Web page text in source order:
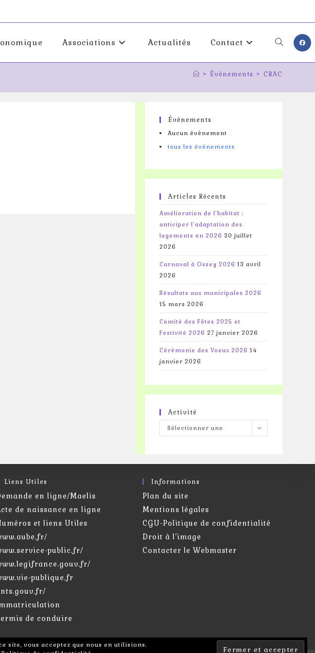
Associations Actualités Contact Toggle
website
> Évènements > CRAC
Évènements
Aucun évènement
tous les évènements
Articles Récents
Amélioration de l’habitat :
anticiper l’adaptation des
logements en 2026 30 juillet
2026
Carnaval à Ossey 2026 13 avril
2026
Résultats aux municipales 2026
15 mars 2026
Comité des Fêtes 2025 et
Festivité 2026 27 janvier 2026
Cérémonie des Voeux 2026 14
janvier 2026
Activité
Activité
Sélectionner une
Liens Utiles
en ligne/Maelis
de naissance en ligne
et liens Utiles
public.fr/
publique.fr
de conduire
Informations
Plan du site
Mentions légales
CGU-Politique de confidentialité
Droit à l’image
Contacter le Webmaster
site, vous acceptez que nous en utilisions.